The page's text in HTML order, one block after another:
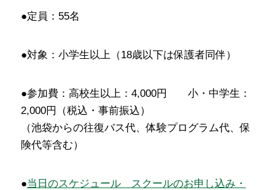
●定員：55名
●対象：小学生以上（18歳以下は保護者同伴）
●参加費：高校生以上：4,000円 小・中学生：
2,000円（税込・事前振込）
（池袋からの往復バス代、体験プログラム代、保
険代等含む）
●当日のスケジュール スクールのお申し込み・